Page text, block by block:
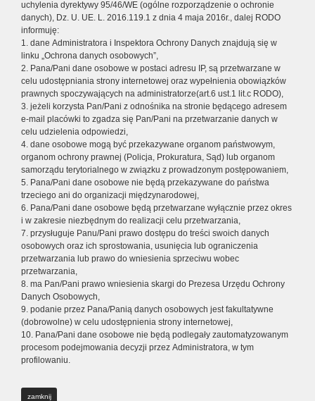
uchylenia dyrektywy 95/46/WE (ogólne rozporządzenie o ochronie
danych), Dz. U. UE. L. 2016.119.1 z dnia 4 maja 2016r., dalej RODO
informuję:
1. dane Administratora i Inspektora Ochrony Danych znajdują się w
linku „Ochrona danych osobowych”,
2. Pana/Pani dane osobowe w postaci adresu IP, są przetwarzane w
celu udostępniania strony internetowej oraz wypełnienia obowiązków
prawnych spoczywających na administratorze(art.6 ust.1 lit.c RODO),
3. jeżeli korzysta Pan/Pani z odnośnika na stronie będącego adresem
e-mail placówki to zgadza się Pan/Pani na przetwarzanie danych w
celu udzielenia odpowiedzi,
4. dane osobowe mogą być przekazywane organom państwowym,
organom ochrony prawnej (Policja, Prokuratura, Sąd) lub organom
samorządu terytorialnego w związku z prowadzonym postępowaniem,
5. Pana/Pani dane osobowe nie będą przekazywane do państwa
trzeciego ani do organizacji międzynarodowej,
6. Pana/Pani dane osobowe będą przetwarzane wyłącznie przez okres
i w zakresie niezbędnym do realizacji celu przetwarzania,
7. przysługuje Panu/Pani prawo dostępu do treści swoich danych
osobowych oraz ich sprostowania, usunięcia lub ograniczenia
przetwarzania lub prawo do wniesienia sprzeciwu wobec
przetwarzania,
8. ma Pan/Pani prawo wniesienia skargi do Prezesa Urzędu Ochrony
Danych Osobowych,
9. podanie przez Pana/Panią danych osobowych jest fakultatywne
(dobrowolne) w celu udostępnienia strony internetowej,
10. Pana/Pani dane osobowe nie będą podlegały zautomatyzowanym
procesom podejmowania decyzji przez Administratora, w tym
profilowaniu.
zamknij